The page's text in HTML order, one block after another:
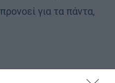
για τα πάντα,